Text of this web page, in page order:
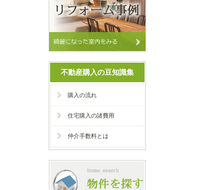
不動産購入の豆知識集
購入の流れ
住宅購入の諸費用
仲介手数料とは